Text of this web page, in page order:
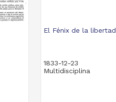
El Fénix de la libertad
1833-12-23
Multidisciplina